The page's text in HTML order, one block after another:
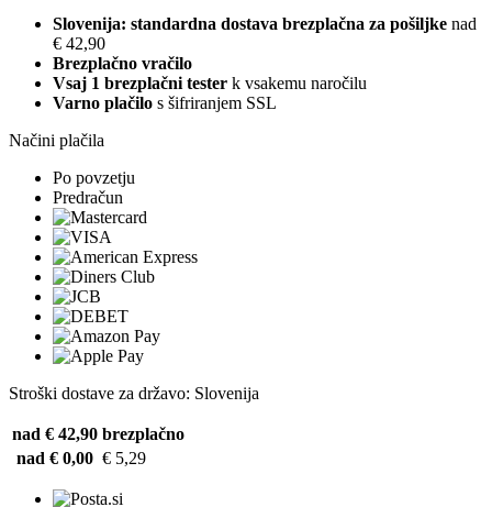
Slovenija: standardna dostava brezplačna za pošiljke nad
€ 42,90
Brezplačno vračilo
Vsaj 1 brezplačni tester k vsakemu naročilu
Varno plačilo s šifriranjem SSL
Načini plačila
Po povzetju
Predračun
Stroški dostave za državo: Slovenija
nad € 42,90 brezplačno
nad € 0,00 € 5,29